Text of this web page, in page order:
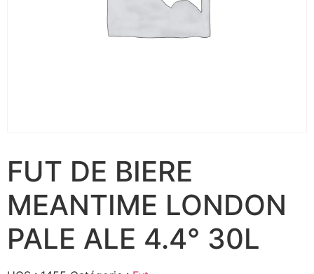
FUT DE BIERE
MEANTIME LONDON
PALE ALE 4.4° 30L